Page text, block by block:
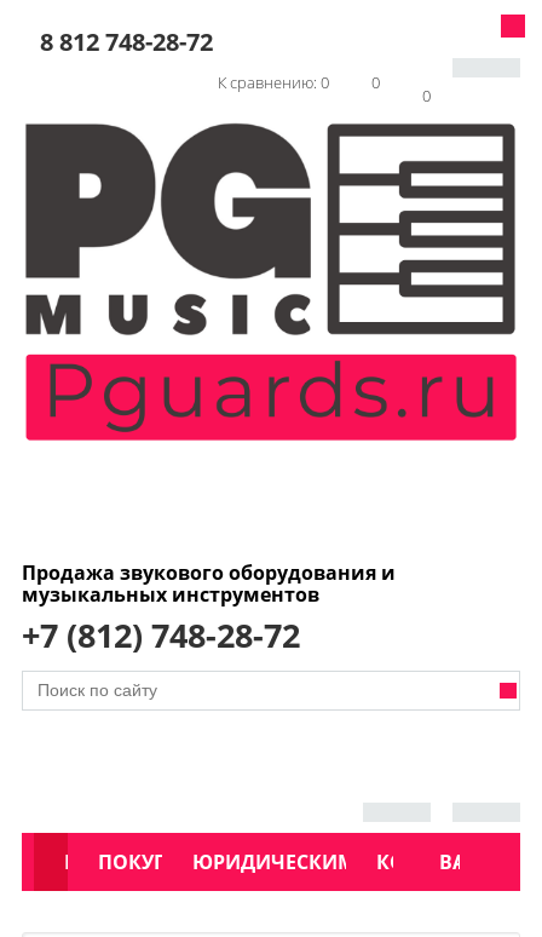
8 812 748-28-72
0
0
К сравнению: 0
Продажа звукового оборудования и
музыкальных инструментов
+7 (812) 748-28-72
АКЦИИ
КАТАЛОГ
ПОКУПАТЕЛЯМЮРИДИЧЕСКИМ ЛИЦАМКОНТАКТЫ
УСЛУГИ